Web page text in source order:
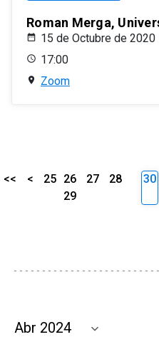
Roman Merga,
15 de Octubre de 2020
17:00
Zoom
<< < 25 26 27
28
29
30